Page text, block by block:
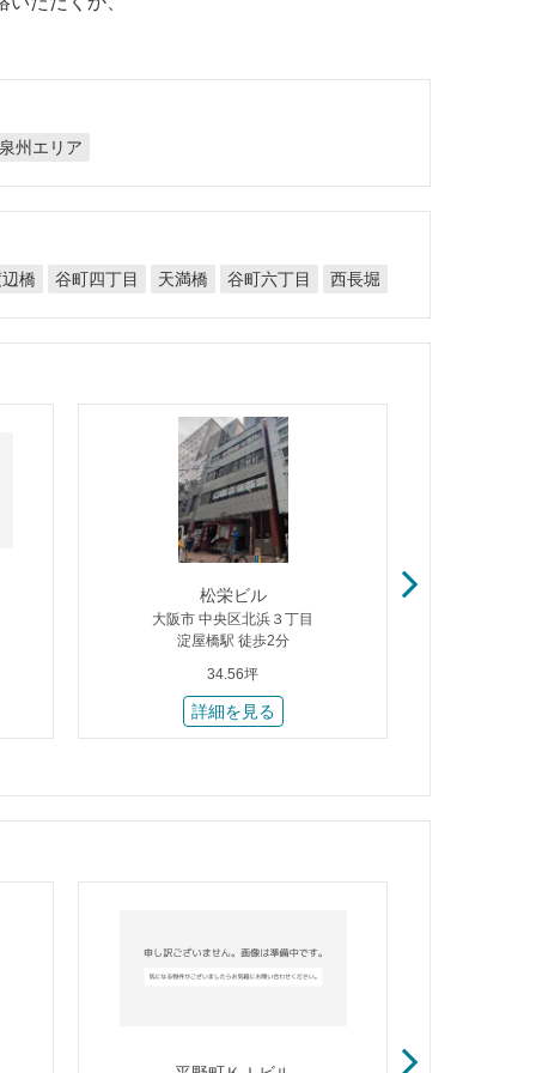
泉州エリア
橋 谷町四丁目 天満橋 谷町六丁目 西長堀
松栄ビル
大阪市 中央区北浜３丁目
淀屋橋駅 徒歩2分
34.56坪
詳細を見る